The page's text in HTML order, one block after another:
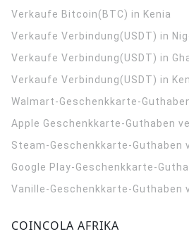
Verkaufe Bitcoin(BTC) in Kenia
Verkaufe Verbindung(USDT) in
Verkaufe Verbindung(USDT) in
Verkaufe Verbindung(USDT) in
Walmart-Geschenkkarte-
Apple Geschenkkarte-Guthaben
Steam-Geschenkkarte-Guthaben
Google Play-Geschenkkarte-
Vanille-Geschenkkarte-Guthaben
COINCOLA AFRIKA